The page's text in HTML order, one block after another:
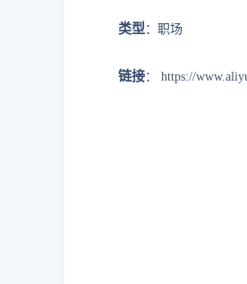
类型 ：职场
链接： https://